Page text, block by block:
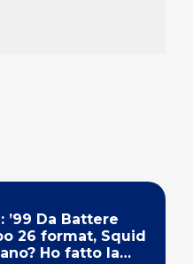
’99 Da Battere
26 format, Squid
Ho fatto la